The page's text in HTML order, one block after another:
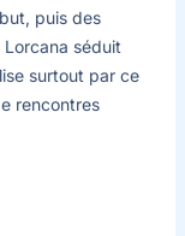
puis des
séduit
surtout par ce
rencontres